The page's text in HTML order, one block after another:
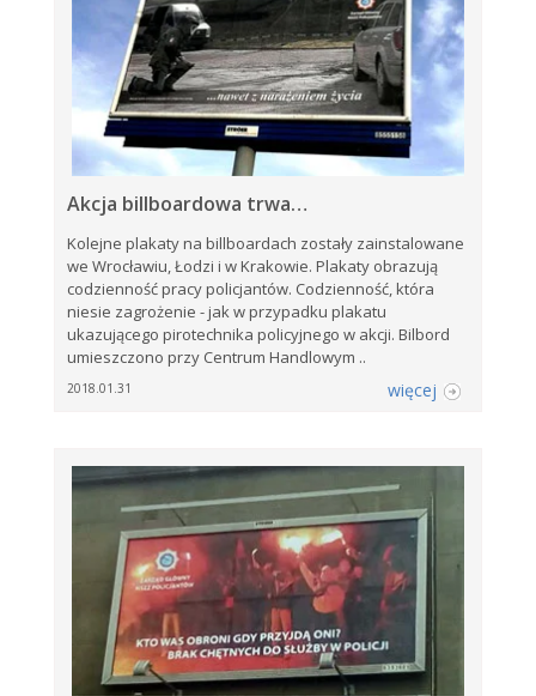
Akcja billboardowa trwa…
Kolejne plakaty na billboardach zostały zainstalowane
we Wrocławiu, Łodzi i w Krakowie. Plakaty obrazują
codzienność pracy policjantów. Codzienność, która
niesie zagrożenie - jak w przypadku plakatu
ukazującego pirotechnika policyjnego w akcji. Bilbord
umieszczono przy Centrum Handlowym ..
2018.01.31 więcej